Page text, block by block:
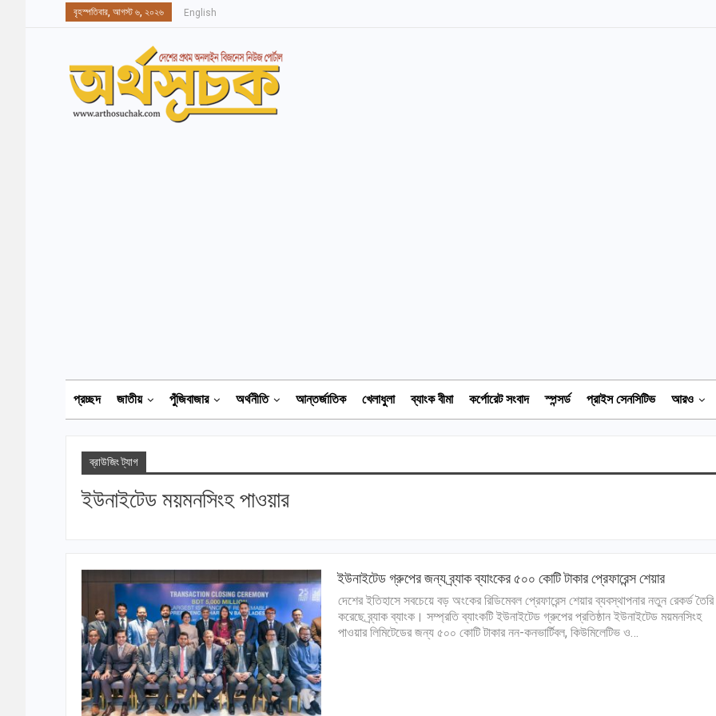
বৃহস্পতিবার, আগস্ট ৬, ২০২৬ English
প্রচ্ছদ জাতীয় পুঁজিবাজার অর্থনীতি আন্তর্জাতিক খেলাধুলা ব্যাংক বীমা কর্পোরেট সংবাদ স্পন্সর্ড প্রাইস সেনসিটিভ আরও
ব্রাউজিং ট্যাগ
ইউনাইটেড ময়মনসিংহ পাওয়ার
ইউনাইটেড গ্রুপের জন্য ব্র্যাক ব্যাংকের ৫০০ কোটি টাকার প্রেফারেন্স শেয়ার
দেশের ইতিহাসে সবচেয়ে বড় অংকের রিডিমেবল প্রেফারেন্স শেয়ার ব্যবস্থাপনার নতুন রেকর্ড তৈরি
করেছে ব্র্যাক ব্যাংক। সম্প্রতি ব্যাংকটি ইউনাইটেড গ্রুপের প্রতিষ্ঠান ইউনাইটেড ময়মনসিংহ
পাওয়ার লিমিটেডের জন্য ৫০০ কোটি টাকার নন-কনভার্টিবল, কিউমিলেটিভ ও…